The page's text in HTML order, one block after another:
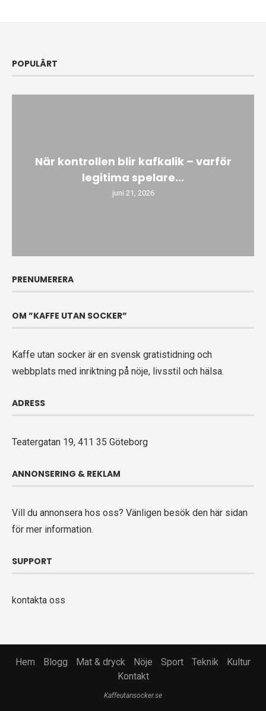
POPULÄRT
När kontrollen blir kafkalik – varför
legitima spelare...
juni 21, 2026
PRENUMERERA
OM ”KAFFE UTAN SOCKER”
Kaffe utan socker är en svensk gratistidning och
webbplats med inriktning på nöje, livsstil och hälsa.
ADRESS
Teatergatan 19, 411 35 Göteborg
ANNONSERING & REKLAM
Vill du annonsera hos oss? Vänligen besök den här sidan
för mer information.
SUPPORT
kontakta oss
Hem Blogg Mat & dryck Nöje Sport Teknik
Kultur
Kontakt
Kaffeutansocker.se